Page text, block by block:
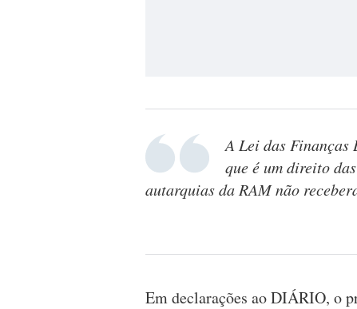
A Lei das Finanças
que é um direito
autarquias da RAM não
Em declarações ao DIÁRIO, o